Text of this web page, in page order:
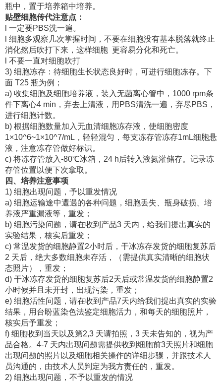
瓶中，置于培养箱中培养。
贴壁细胞传代注意点：
l 一定要PBS洗一遍。
l 细胞多观察几次掌握时间，不要在细胞没有基本脱落就终止
消化然后吹打下来，这样细胞 更容易分化和死亡。
l 不要一直对细胞吹打
3) 细胞冻存：待细胞生长状态良好时，可进行细胞冻存。下
面 T25 瓶为例；
a) 收集细胞及细胞培养液，装入无菌离心管中，1000 rpm条
件下离心4 min，弃去上清液，用PBS清洗一遍，弃尽PBS，
进行细胞计数。
b) 根据细胞数量加入无血清细胞冻存液，使细胞密度
1×10^6~1×10^7/mL，轻轻混匀，每支冻存管冻存1mL细胞悬
液，注意冻存管做好标识。
c) 将冻存管放入-80℃冰箱，24 h后转入液氮灌储存。记录冻
存管位置以便下次拿取。
四、培养注意事项
1) 细胞出现问题，予以重发情况
a) 细胞运输途中遭遇的各种问题，细胞丢失、瓶身破损、培
养液严重漏液等，重发；
b) 细胞污染问题，请在收到产品3 天内，给我们提出真实的
实验结果，核实后重发；
c) 常温发货的细胞静置2小时后，干冰冻存发货的细胞复苏后
2 天后，绝大多数细胞未存活，（需提供真实清晰的细胞状
态照片），重发；
d) 干冰冻存发货的细胞复苏后2天后或常温发货的细胞静置2
小时候并且未开封，出现污染，重发；
e) 细胞活性问题，请在收到产品7天内给我们提出真实的实验
结果，用台盼蓝染色法鉴定细胞活力，和每天的细胞照片，
核实后予重发；
f) 细胞收到当天以及第2,3 天请拍照，3 天未告知的，视为产
品合格。4-7 天内出现问题需提供收到细胞前3天照片和细胞
出现问题的照片以及细胞相关操作的详细步骤，并跟技术人
员沟通的，由技术人员判定为我方责任的，重发。
2) 细胞出现问题，不予以重发的情况